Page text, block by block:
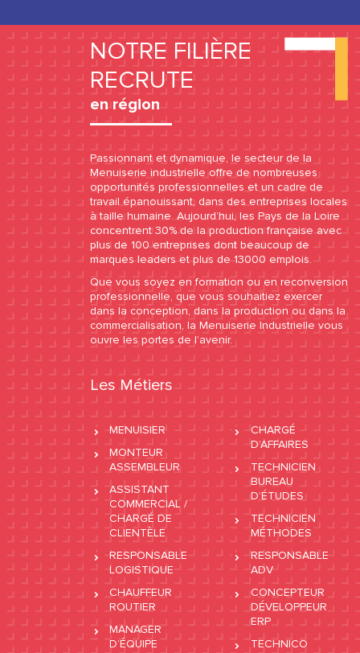
NOTRE FILIÈRE
RECRUTE
en région
Passionnant et dynamique, le secteur de la
Menuiserie industrielle offre de nombreuses
opportunités professionnelles et un cadre de
travail épanouissant, dans des entreprises locales
à taille humaine. Aujourd’hui, les Pays de la Loire
concentrent 30% de la production française avec
plus de 100 entreprises dont beaucoup de
marques leaders et plus de 13000 emplois.
Que vous soyez en formation ou en reconversion
professionnelle, que vous souhaitiez exercer
dans la conception, dans la production ou dans la
commercialisation, la Menuiserie Industrielle vous
ouvre les portes de l’avenir.
Les Métiers
MENUISIER
MONTEUR
ASSEMBLEUR
ASSISTANT
COMMERCIAL /
CHARGÉ DE
CLIENTÈLE
RESPONSABLE
LOGISTIQUE
CHAUFFEUR
ROUTIER
MANAGER
D’ÉQUIPE
CHARGÉ
D’AFFAIRES
TECHNICIEN
BUREAU
D’ÉTUDES
TECHNICIEN
MÉTHODES
RESPONSABLE
ADV
CONCEPTEUR
DÉVELOPPEUR
ERP
TECHNICO